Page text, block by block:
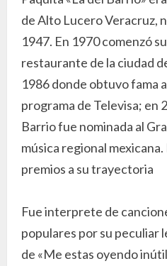
de Alto Lucero Veracruz,
1947. En 1970 comenzó
restaurante de la ciudad
1986 donde obtuvo fama
programa de Televisa; en
Barrio fue nominada al
música regional
premios a su trayectoria
Fue interprete de
populares por su peculiar
de «Me estas oyendo